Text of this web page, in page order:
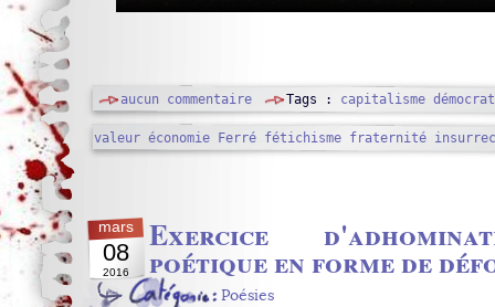
aucun commentaire Tags : capitalisme
valeur économie Ferré fétichisme fraternité
mars
08
2016
Exercice
poétique en forme de
Poésies